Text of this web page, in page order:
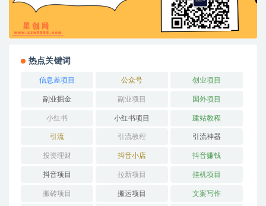
热点关键词
信息差项目 公众号 创业项目
副业掘金 副业项目 国外项目
小红书 小红书项目 建站教程
引流 引流教程 引流神器
投资理财 抖音小店 抖音赚钱
抖音项目 拉新项目 挂机项目
搬砖项目 搬运项目 文案写作